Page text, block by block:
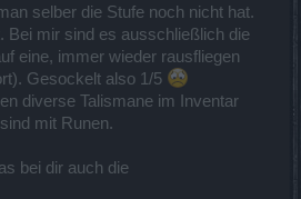
selber die Stufe noch nicht hat.
Bei mir sind es ausschließlich die
eine, immer wieder rausfliegen
Gesockelt also 1/5
diverse Talismane im Inventar
mit Runen.
bei dir auch die